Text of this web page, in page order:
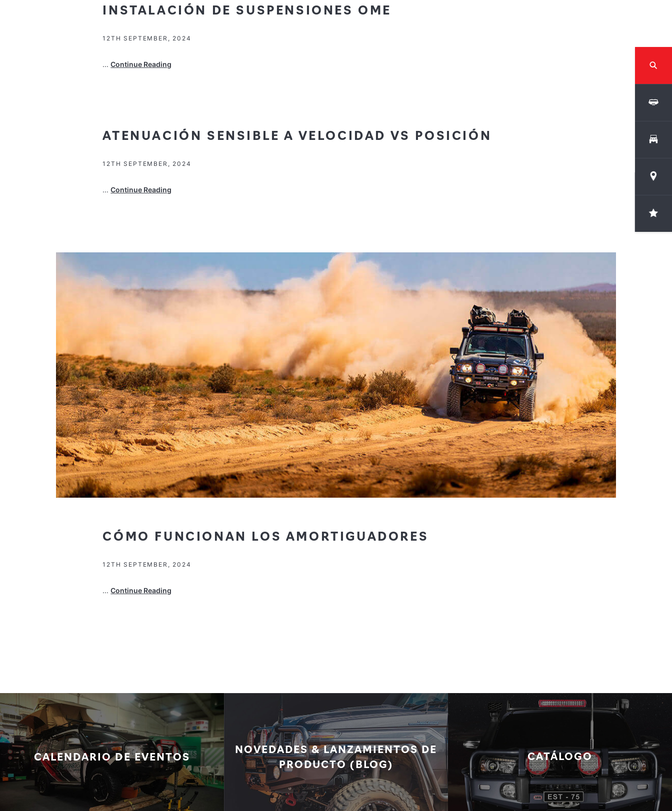
INSTALACIÓN DE SUSPENSIONES OME
12TH SEPTEMBER, 2024
...Continue Reading
ATENUACIÓN SENSIBLE A VELOCIDAD VS POSICIÓN
12TH SEPTEMBER, 2024
...Continue Reading
CÓMO FUNCIONAN LOS AMORTIGUADORES
12TH SEPTEMBER, 2024
...Continue Reading
CALENDARIO DE EVENTOS
NOVEDADES & LANZAMIENTOS DE
PRODUCTO (BLOG)
CATÁLOGO